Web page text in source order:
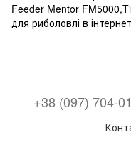
Feeder Mentor
для риболовлі в
+38 (097) 704-